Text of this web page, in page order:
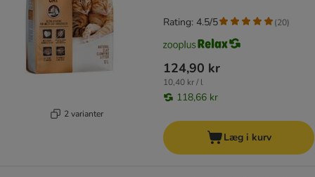
2 varianter
124,90 kr
10,40 kr / l
118,66 kr
Rating: 4.5/5 (20)
Læg i kurv